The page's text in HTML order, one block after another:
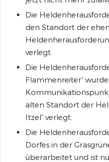
Die
den Standort der
verlegt.
Die
Flammenreiter“
alten Standort der
Itzel“ verlegt.
Die
Dorfes in der
überarbeitet und ist